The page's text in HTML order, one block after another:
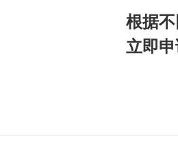
根据
立即